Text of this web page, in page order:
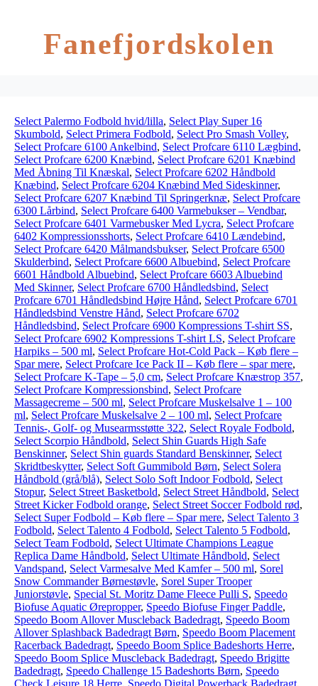
Fanefjordskolen
Select Palermo Fodbold hvid/lilla, Select Play Super 16
Skumbold, Select Primera Fodbold, Select Pro Smash Volley,
Select Profcare 6100 Ankelbind, Select Profcare 6110 Lægbind,
Select Profcare 6200 Knæbind, Select Profcare 6201 Knæbind
Med Åbning Til Knæskal, Select Profcare 6202 Håndbold
Knæbind, Select Profcare 6204 Knæbind Med Sideskinner,
Select Profcare 6207 Knæbind Til Springerknæ, Select Profcare
6300 Lårbind, Select Profcare 6400 Varmebukser – Vendbar,
Select Profcare 6401 Varmebusker Med Lycra, Select Profcare
6402 Kompressionsshorts, Select Profcare 6410 Lændebind,
Select Profcare 6420 Målmandsbukser, Select Profcare 6500
Skulderbind, Select Profcare 6600 Albuebind, Select Profcare
6601 Håndbold Albuebind, Select Profcare 6603 Albuebind
Med Skinner, Select Profcare 6700 Håndledsbind, Select
Profcare 6701 Håndledsbind Højre Hånd, Select Profcare 6701
Håndledsbind Venstre Hånd, Select Profcare 6702
Håndledsbind, Select Profcare 6900 Kompressions T-shirt SS,
Select Profcare 6902 Kompressions T-shirt LS, Select Profcare
Harpiks – 500 ml, Select Profcare Hot-Cold Pack – Køb flere –
Spar mere, Select Profcare Ice Pack II – Køb flere – spar mere,
Select Profcare K-Tape – 5,0 cm, Select Profcare Knæstrop 357,
Select Profcare Kompressionsbind, Select Profcare
Massagecreme – 500 ml, Select Profcare Muskelsalve 1 – 100
ml, Select Profcare Muskelsalve 2 – 100 ml, Select Profcare
Tennis-, Golf- og Musearmsstøtte 322, Select Royale Fodbold,
Select Scorpio Håndbold, Select Shin Guards High Safe
Benskinner, Select Shin guards Standard Benskinner, Select
Skridtbeskytter, Select Soft Gummibold Børn, Select Solera
Håndbold (grå/blå), Select Solo Soft Indoor Fodbold, Select
Stopur, Select Street Basketbold, Select Street Håndbold, Select
Street Kicker Fodbold orange, Select Street Soccer Fodbold rød,
Select Super Fodbold – Køb flere – Spar mere, Select Talento 3
Fodbold, Select Talento 4 Fodbold, Select Talento 5 Fodbold,
Select Team Fodbold, Select Ultimate Champions League
Replica Dame Håndbold, Select Ultimate Håndbold, Select
Vandspand, Select Varmesalve Med Kamfer – 500 ml, Sorel
Snow Commander Børnestøvle, Sorel Super Trooper
Juniorstøvle, Special St. Moritz Dame Fleece Pulli S, Speedo
Biofuse Aquatic Ørepropper, Speedo Biofuse Finger Paddle,
Speedo Boom Allover Muscleback Badedragt, Speedo Boom
Allover Splashback Badedragt Børn, Speedo Boom Placement
Racerback Badedragt, Speedo Boom Splice Badeshorts Herre,
Speedo Boom Splice Muscleback Badedragt, Speedo Brigitte
Badedragt, Speedo Challenge 15 Badeshorts Børn, Speedo
Check Leisure 18 Herre, Speedo Digital Powerback Badedragt,